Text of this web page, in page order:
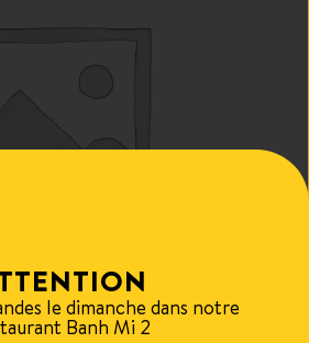
le dimanche dans notre
Banh Mi 2